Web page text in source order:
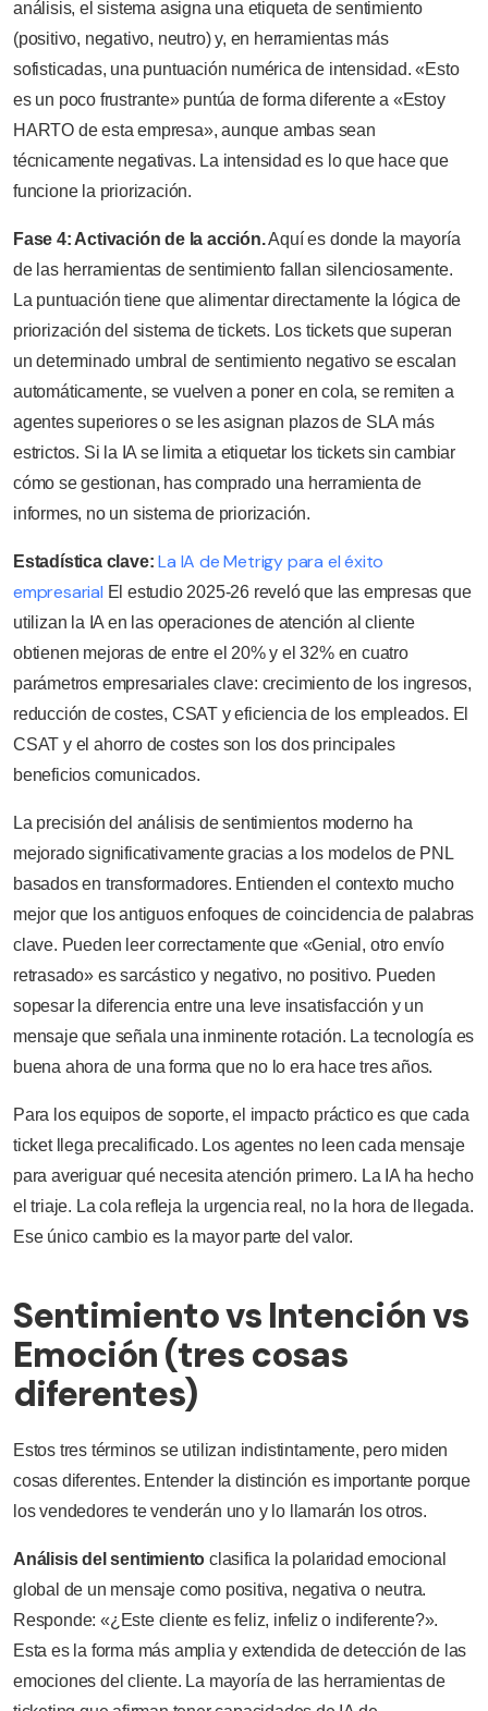
análisis, el sistema asigna una etiqueta de sentimiento
(positivo, negativo, neutro) y, en herramientas más
sofisticadas, una puntuación numérica de intensidad. «Esto
es un poco frustrante» puntúa de forma diferente a «Estoy
HARTO de esta empresa», aunque ambas sean
técnicamente negativas. La intensidad es lo que hace que
funcione la priorización.
Fase 4: Activación de la acción.Aquí es donde la mayoría
de las herramientas de sentimiento fallan silenciosamente.
La puntuación tiene que alimentar directamente la lógica de
priorización del sistema de tickets. Los tickets que superan
un determinado umbral de sentimiento negativo se escalan
automáticamente, se vuelven a poner en cola, se remiten a
agentes superiores o se les asignan plazos de SLA más
estrictos. Si la IA se limita a etiquetar los tickets sin cambiar
cómo se gestionan, has comprado una herramienta de
informes, no un sistema de priorización.
Estadística clave: La IA de Metrigy para el éxito
empresarial El estudio 2025-26 reveló que las empresas que
utilizan la IA en las operaciones de atención al cliente
obtienen mejoras de entre el 20% y el 32% en cuatro
parámetros empresariales clave: crecimiento de los ingresos,
reducción de costes, CSAT y eficiencia de los empleados. El
CSAT y el ahorro de costes son los dos principales
beneficios comunicados.
La precisión del análisis de sentimientos moderno ha
mejorado significativamente gracias a los modelos de PNL
basados en transformadores. Entienden el contexto mucho
mejor que los antiguos enfoques de coincidencia de palabras
clave. Pueden leer correctamente que «Genial, otro envío
retrasado» es sarcástico y negativo, no positivo. Pueden
sopesar la diferencia entre una leve insatisfacción y un
mensaje que señala una inminente rotación. La tecnología es
buena ahora de una forma que no lo era hace tres años.
Para los equipos de soporte, el impacto práctico es que cada
ticket llega precalificado. Los agentes no leen cada mensaje
para averiguar qué necesita atención primero. La IA ha hecho
el triaje. La cola refleja la urgencia real, no la hora de llegada.
Ese único cambio es la mayor parte del valor.
Sentimiento vs Intención vs
Emoción (tres cosas
diferentes)
Estos tres términos se utilizan indistintamente, pero miden
cosas diferentes. Entender la distinción es importante porque
los vendedores te venderán uno y lo llamarán los otros.
Análisis del sentimiento clasifica la polaridad emocional
global de un mensaje como positiva, negativa o neutra.
Responde: «¿Este cliente es feliz, infeliz o indiferente?».
Esta es la forma más amplia y extendida de detección de las
emociones del cliente. La mayoría de las herramientas de